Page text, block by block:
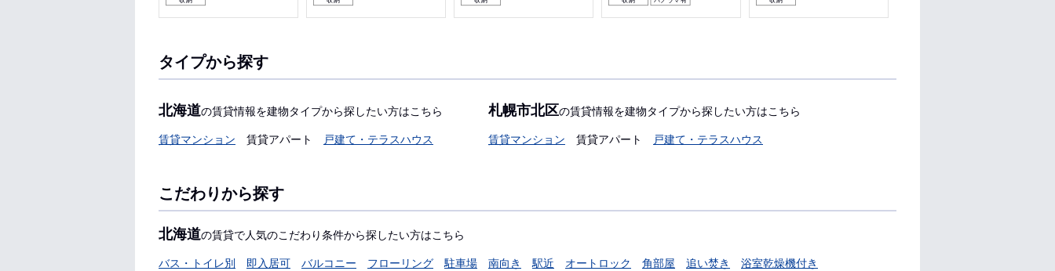
タイプから探す
北海道の賃貸情報を建物タイプから探したい方はこちら
賃貸マンション 賃貸アパート 戸建て・テラスハウス
札幌市北区の賃貸情報を建物タイプから探したい方はこちら
賃貸マンション 賃貸アパート 戸建て・テラスハウス
こだわりから探す
北海道の賃貸で人気のこだわり条件から探したい方はこちら
バス・トイレ別 即入居可 バルコニー フローリング 駐車場 南向き 駅近 オートロック 角部屋 追い焚き
浴室乾燥機付き